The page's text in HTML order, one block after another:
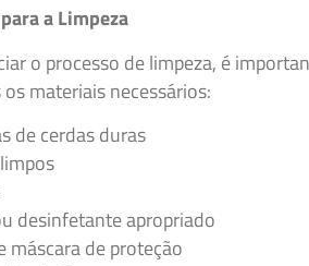
a Limpeza
o processo de limpeza, é
materiais necessários:
de cerdas duras
desinfetante apropriado
máscara de proteção